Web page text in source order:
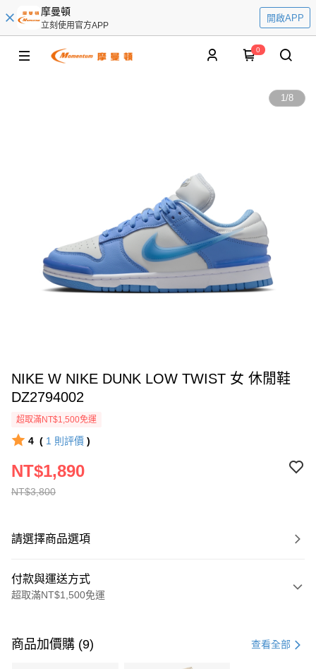
摩曼頓
立刻使用官方APP
開啟APP
0
1/8
NIKE W NIKE DUNK LOW TWIST 女 休閒鞋
DZ2794002
超取滿NT$1,500免運
4 ( 1 則評價 )
NT$3,800
NT$1,890
請選擇商品選項
付款與運送方式
超取滿NT$1,500免運
信用卡一次付款
商品加價購 (9) 查看全部